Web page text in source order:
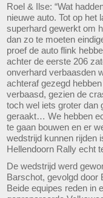
Roel & Ilse: “Wat
nieuwe auto. Tot op het
superhard gewerkt om
dan zo te moeten
proef de auto flink
achter de eerste 206
onverhard verbaasden
achteraf gezegd
verbaasd, gezien de
toch wel iets groter dan
geraakt… We hebben
te gaan bouwen en er
wedstrijd kunnen rijden
Hellendoorn Rally echt
De wedstrijd werd
Barschot, gevolgd door
Beide equipes reden in